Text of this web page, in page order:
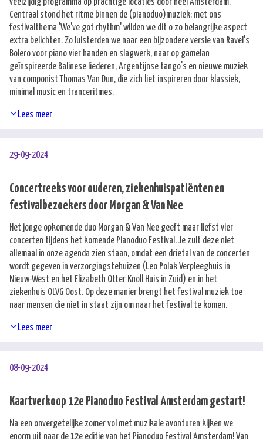
veelzijdig programma op prachtige locaties door heel Amsterdam.
Centraal stond het ritme binnen de (pianoduo)muziek: met ons
festivalthema 'We've got rhythm' wilden we dit o zo belangrijke aspect
extra belichten. Zo luisterden we naar een bijzondere versie van Ravel's
Bolero voor piano vier handen en slagwerk, naar op gamelan
geïnspireerde Balinese liederen, Argentijnse tango's en nieuwe muziek
van componist Thomas Van Dun, die zich liet inspireren door klassiek,
minimal music en tranceritmes.
Lees meer
29-09-2024
Concertreeks voor ouderen, ziekenhuispatiënten en
festivalbezoekers door Morgan & Van Nee
Het jonge opkomende duo Morgan & Van Nee geeft maar liefst vier
concerten tijdens het komende Pianoduo Festival. Je zult deze niet
allemaal in onze agenda zien staan, omdat een drietal van de concerten
wordt gegeven in verzorgingstehuizen (Leo Polak Verpleeghuis in
Nieuw-West en het Elizabeth Otter Knoll Huis in Zuid) en in het
ziekenhuis OLVG Oost. Op deze manier brengt het festival muziek toe
naar mensen die niet in staat zijn om naar het festival te komen.
Lees meer
08-09-2024
Kaartverkoop 12e Pianoduo Festival Amsterdam gestart!
Na een onvergetelijke zomer vol met muzikale avonturen kijken we
enorm uit naar de 12e editie van het Pianoduo Festival Amsterdam! Van